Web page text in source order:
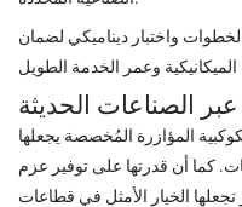
واختبار ديناميكي لضمان
عبر الصناعات الحديثة
المؤازرة المُخصصة يجعلها
كما أن قدرتها على توفير عزم
الخيار الأمثل في قطاعات